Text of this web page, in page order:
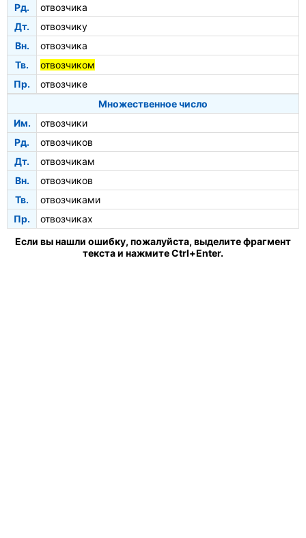
Рд.
отвозчика
Дт.
отвозчику
Вн.
отвозчика
Тв.
отвозчиком
Пр.
отвозчике
Множественное число
Им.
отвозчики
Рд.
отвозчиков
Дт.
отвозчикам
Вн.
отвозчиков
Тв.
отвозчиками
Пр.
отвозчиках
Если вы нашли ошибку, пожалуйста, выделите фрагмент
текста и нажмите Ctrl+Enter.